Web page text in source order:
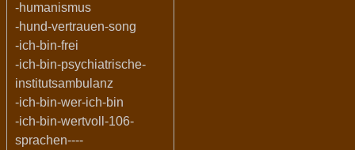
-humanismus
-hund-vertrauen-song
-ich-bin-frei
-ich-bin-psychiatrische-
institutsambulanz
-ich-bin-wer-ich-bin
-ich-bin-wertvoll-106-
sprachen----